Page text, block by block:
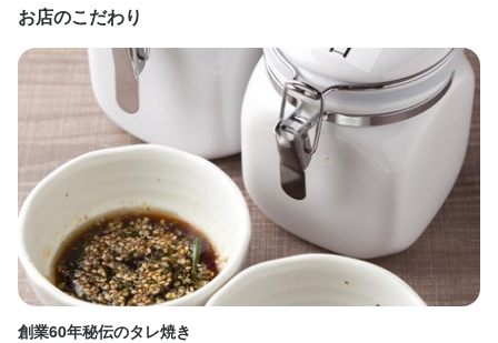
お店のこだわり
創業60年秘伝のタレ焼き
特徴
学歴不問 フリーター歓迎 大学生歓迎
女性活躍中
駅チカ(徒歩5分以内) 即日勤務OK
仕事内容
焼肉店のホールスタッフとして、お客様のご案内を中心に、オー
ダーの受付や料理・ドリンクの提供、お会計、テーブルの片付け
などの業務をお任せします。ご来店されたお客様へ笑顔でお席ま
でご案内し、快適に過ごしていただけるようサポートするのが主
なお仕事です。